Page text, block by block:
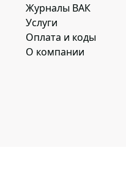
Журналы ВАК
Услуги
Оплата и коды
О компании